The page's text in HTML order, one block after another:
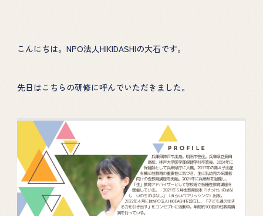
こんにちは。NPO法人HIKIDASHIの大石です。
先日はこちらの研修に呼んでいただきました。